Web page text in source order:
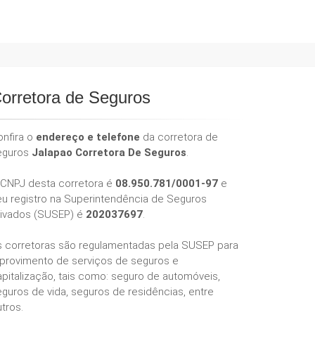
de Seguros
o endereço e telefone da corretora de
Jalapao Corretora De Seguros.
desta corretora é 08.950.781/0001-97 e
registro na Superintendência de Seguros
(SUSEP) é 202037697.
corretoras são regulamentadas pela SUSEP para
de serviços de seguros e
tais como: seguro de automóveis,
de vida, seguros de residências, entre